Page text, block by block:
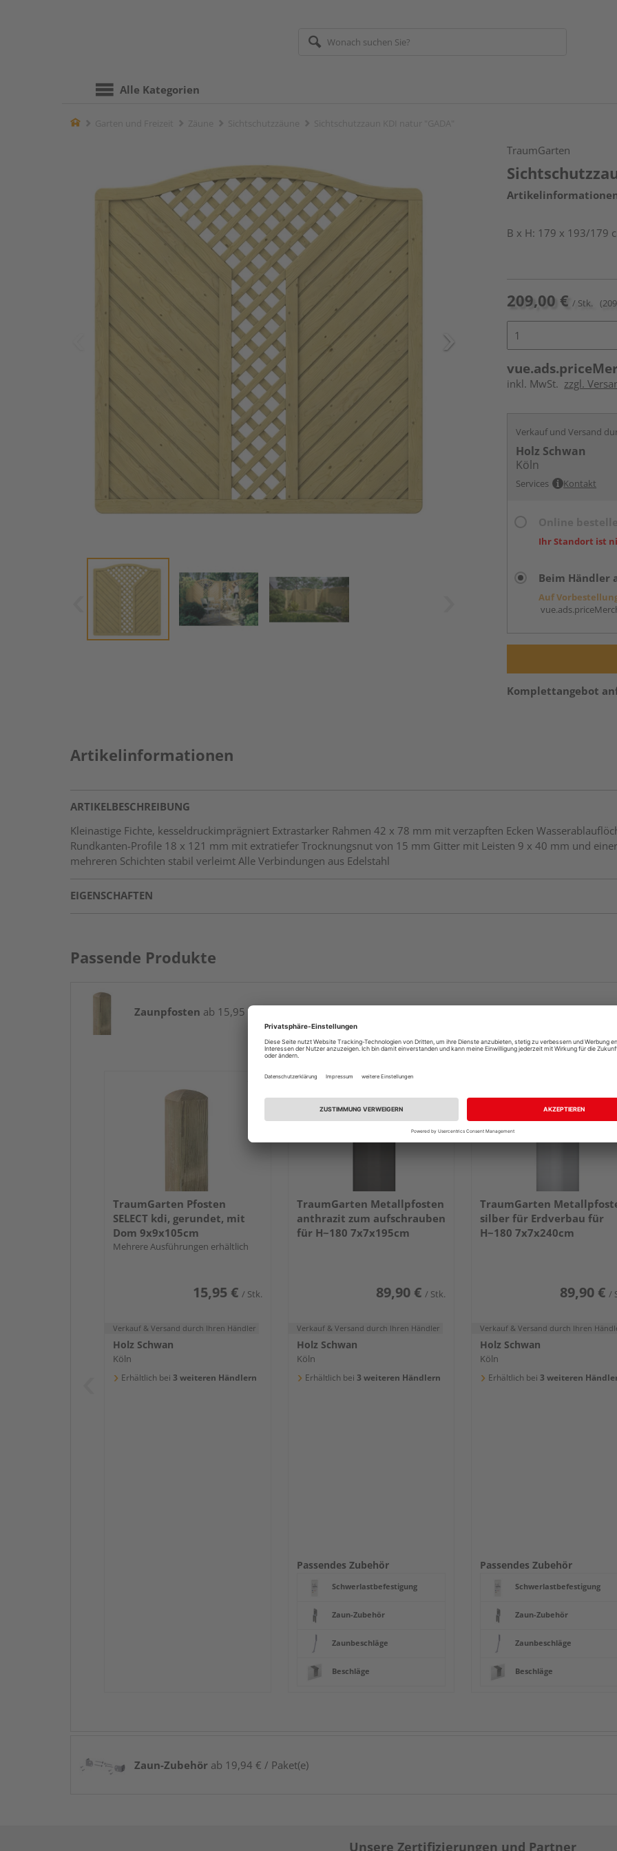
Alle Kategorien
Home
TraumGarten
B x H: 179 x 193/179
209,00 € / Stk.
inkl. MwSt. zzgl.
Verkauf und Versand
Holz Schwan
Köln
Services Kontakt
Ihr Standort ist
Beim Händler
Auf
Komplettangebot
Artikelinformationen
ARTIKELBESCHREIBUNG
Kleinastige Fichte, kesseldruckimprägniert Extrastarker Rahmen 42 x 78 mm mit verzapften Ecken
Rundkanten-Profile 18 x 121 mm mit extratiefer Trocknungsnut von 15 mm Gitter mit Leisten 9 x 40 mm und
mehreren Schichten stabil verleimt Alle Verbindungen aus Edelstahl
EIGENSCHAFTEN
Passende Produkte
Zaunpfosten ab 15,95 € / Stk.
TraumGarten Pfosten
SELECT kdi, gerundet, mit
Dom 9x9x105cm
Mehrere Ausführungen erhältlich
15,95 € / Stk.
Verkauf & Versand durch Ihren Händler
Holz Schwan
Köln
Erhältlich bei 3 weiteren Händlern
TraumGarten Metallpfosten
anthrazit zum aufschrauben
für H~180 7x7x195cm
89,90 € / Stk.
Verkauf & Versand durch Ihren Händler
Holz Schwan
Köln
Erhältlich bei 3 weiteren Händlern
Passendes Zubehör
Schwerlastbefestigung
Zaun-Zubehör
Zaunbeschläge
Beschläge
TraumGarten
silber für Erdverbau für
H~180 7x7x240cm
89,90 € /
Verkauf & Versand durch Ihren
Holz Schwan
Köln
Erhältlich bei 3 weiteren
Passendes Zubehör
Schwerlastbefestigung
Zaun-Zubehör
Zaunbeschläge
Beschläge
Zaun-Zubehör ab 19,94 € / Paket(e)
Unsere Zertifizierungen und Partner